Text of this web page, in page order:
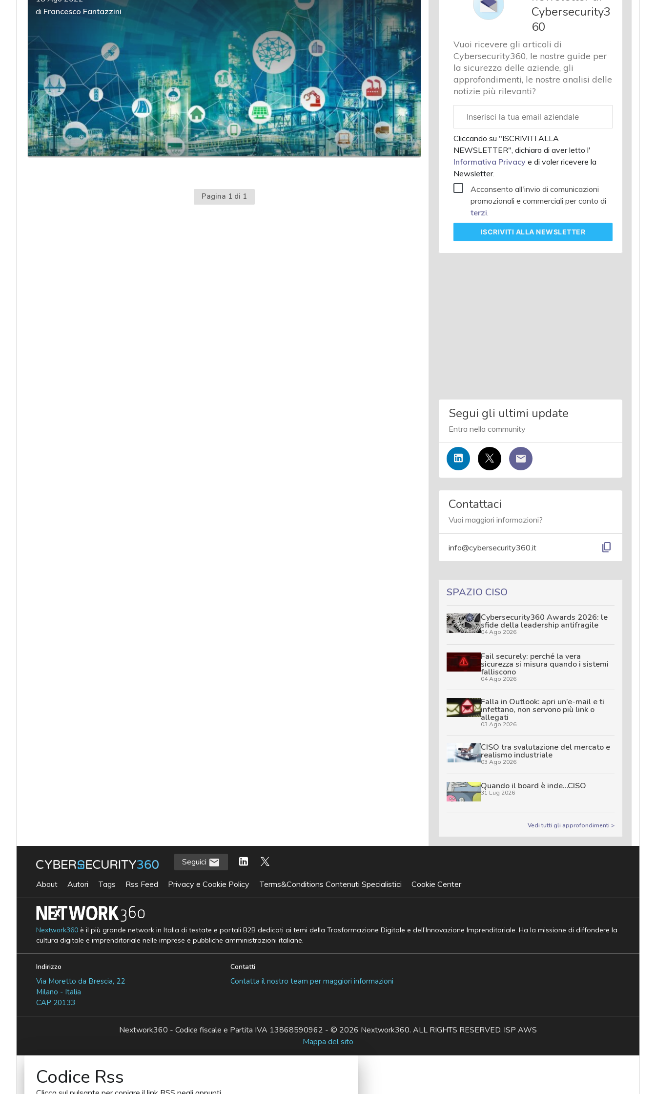
di Francesco Fantazzini
Pagina 1 di 1
Cybersecurity3
60
Vuoi ricevere gli articoli di
Cybersecurity360, le nostre guide per
la sicurezza delle aziende, gli
approfondimenti, le nostre analisi delle
notizie più rilevanti?
aziendale
Cliccando su "ISCRIVITI ALLA
NEWSLETTER", dichiaro di aver letto l'
Informativa Privacy e di voler ricevere la
Newsletter.
Acconsento all'invio di comunicazioni
promozionali e commerciali per conto di
terzi.
ISCRIVITI ALLA NEWSLETTER
Segui gli ultimi update
Entra nella community
Contattaci
Vuoi maggiori informazioni?
info@cybersecurity360.it content_copy
SPAZIO CISO
Cybersecurity360 Awards 2026: le
sfide della leadership antifragile
04 Ago 2026
Fail securely: perché la vera
sicurezza si misura quando i sistemi
falliscono
04 Ago 2026
Falla in Outlook: apri un’e-mail e ti
infettano, non servono più link o
allegati
03 Ago 2026
CISO tra svalutazione del mercato e
realismo industriale
03 Ago 2026
Quando il board è inde…CISO
31 Lug 2026
Vedi tutti gli approfondimenti >
Seguici
About Autori Tags Rss Feed Privacy e Cookie Policy Terms&Conditions Contenuti Specialistici Cookie Center
Nextwork360è il più grande network in Italia di testate e portali B2B dedicati ai temi della Trasformazione Digitale e dell’Innovazione Imprenditoriale. Ha la missione di diffondere la
cultura digitale e imprenditoriale nelle imprese e pubbliche amministrazioni italiane.
Indirizzo
Via Moretto da Brescia, 22
Milano - Italia
CAP 20133
Contatti
Contatta il nostro team per maggiori informazioni
Nextwork360 - Codice fiscale e Partita IVA 13868590962 - © 2026 Nextwork360. ALL RIGHTS RESERVED. ISP AWS
Mappa del sito
Codice Rss